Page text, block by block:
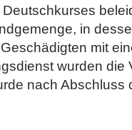
in
mit
wurden die
nach Abschluss